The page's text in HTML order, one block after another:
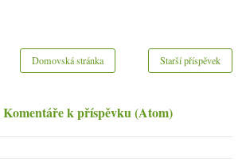
Starší příspěvek
Domovská stránka
Komentáře k příspěvku (Atom)